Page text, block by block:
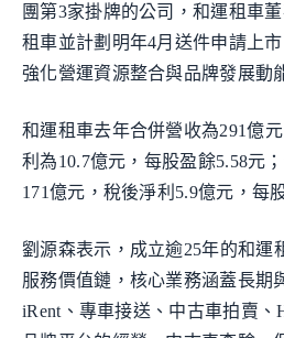
團第3家掛牌的公司，和運租車
租車並計劃明年4月送件申請上
強化營運資源整合與品牌發展動
和運租車去年合併營收為291億
利為10.7億元，每股盈餘5.58元
171億元，稅後淨利5.9億元，每
劉源森表示，成立逾25年的和運
服務價值鏈，核心業務涵蓋長期
iRent、專車接送、中古車拍賣、